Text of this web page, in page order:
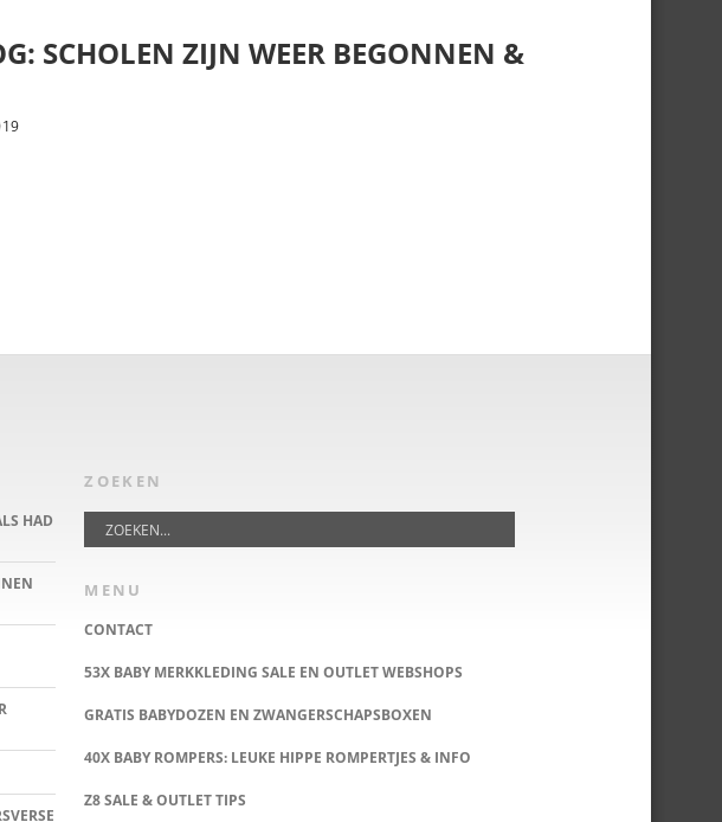
SCHOLEN ZIJN WEER BEGONNEN &
HAD
ZOEKEN
MENU
CONTACT
53X BABY MERKKLEDING SALE EN OUTLET WEBSHOPS
GRATIS BABYDOZEN EN ZWANGERSCHAPSBOXEN
40X BABY ROMPERS: LEUKE HIPPE ROMPERTJES & INFO
Z8 SALE & OUTLET TIPS